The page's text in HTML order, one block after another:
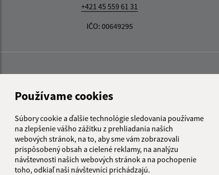
Používame cookies
Súbory cookie a ďalšie technológie sledovania používame
na zlepšenie vášho zážitku z prehliadania našich
webových stránok, na to, aby sme vám zobrazovali
prispôsobený obsah a cielené reklamy, na analýzu
návštevnosti našich webových stránok a na pochopenie
toho, odkiaľ naši návštevníci prichádzajú.
+421 45 559 61 31
IČO: 00649295